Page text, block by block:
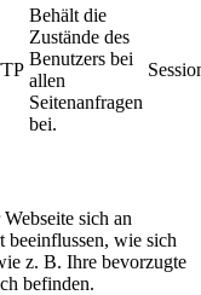
Behält die
Zustände des
Benutzers bei
allen
Seitenanfragen
bei.
sich an
wie sich
z. B. Ihre bevorzugte
befinden.